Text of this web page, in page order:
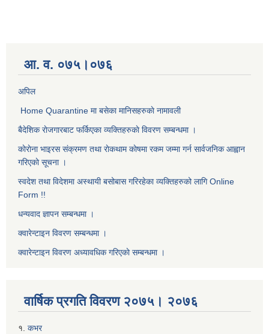
आ. व. ०७५।०७६
अपिल
Home Quarantine मा बसेका मानिसहरुकाे नामावली
बैदेशिक राेजगारबाट फर्किएका व्यक्तिहरुकाे विवरण सम्बन्धमा ।
काेराेना भाइरस संक्रमण तथा राेकथाम काेषमा रकम जम्मा गर्न सार्वजनिक आह्वान
गरिएकाे सूचना ।
स्वदेश तथा विदेशमा अस्थायी बसोबास गरिरहेका व्यक्तिहरुको लागि Online
Form !!
धन्यवाद ज्ञापन सम्बन्धमा ।
क्वारेन्टाइन विवरण सम्बन्धमा ।
क्वारेन्टाइन विवरण अध्यावधिक गरिएकाे सम्बन्धमा ।
वार्षिक प्रगति विवरण २०७५। २०७६
१. कभर